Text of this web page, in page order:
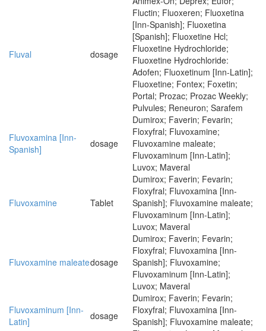
Fluval dosage
Fluctin; Fluoxeren; Fluoxetina
[Inn-Spanish]; Fluoxetina
[Spanish]; Fluoxetine Hcl;
Fluoxetine Hydrochloride;
Fluoxetine Hydrochloride:
Adofen; Fluoxetinum [Inn-Latin];
Fluoxetine; Fontex; Foxetin;
Portal; Prozac; Prozac Weekly;
Pulvules; Reneuron; Sarafem
Fluvoxamina [Inn-
Spanish]
dosage
Dumirox; Faverin; Fevarin;
Floxyfral; Fluvoxamine;
Fluvoxamine maleate;
Fluvoxaminum [Inn-Latin];
Luvox; Maveral
Fluvoxamine Tablet
Dumirox; Faverin; Fevarin;
Floxyfral; Fluvoxamina [Inn-
Spanish]; Fluvoxamine maleate;
Fluvoxaminum [Inn-Latin];
Luvox; Maveral
Fluvoxamine maleatedosage
Dumirox; Faverin; Fevarin;
Floxyfral; Fluvoxamina [Inn-
Spanish]; Fluvoxamine;
Fluvoxaminum [Inn-Latin];
Luvox; Maveral
Fluvoxaminum [Inn-
Latin]
dosage
Dumirox; Faverin; Fevarin;
Floxyfral; Fluvoxamina [Inn-
Spanish]; Fluvoxamine maleate;